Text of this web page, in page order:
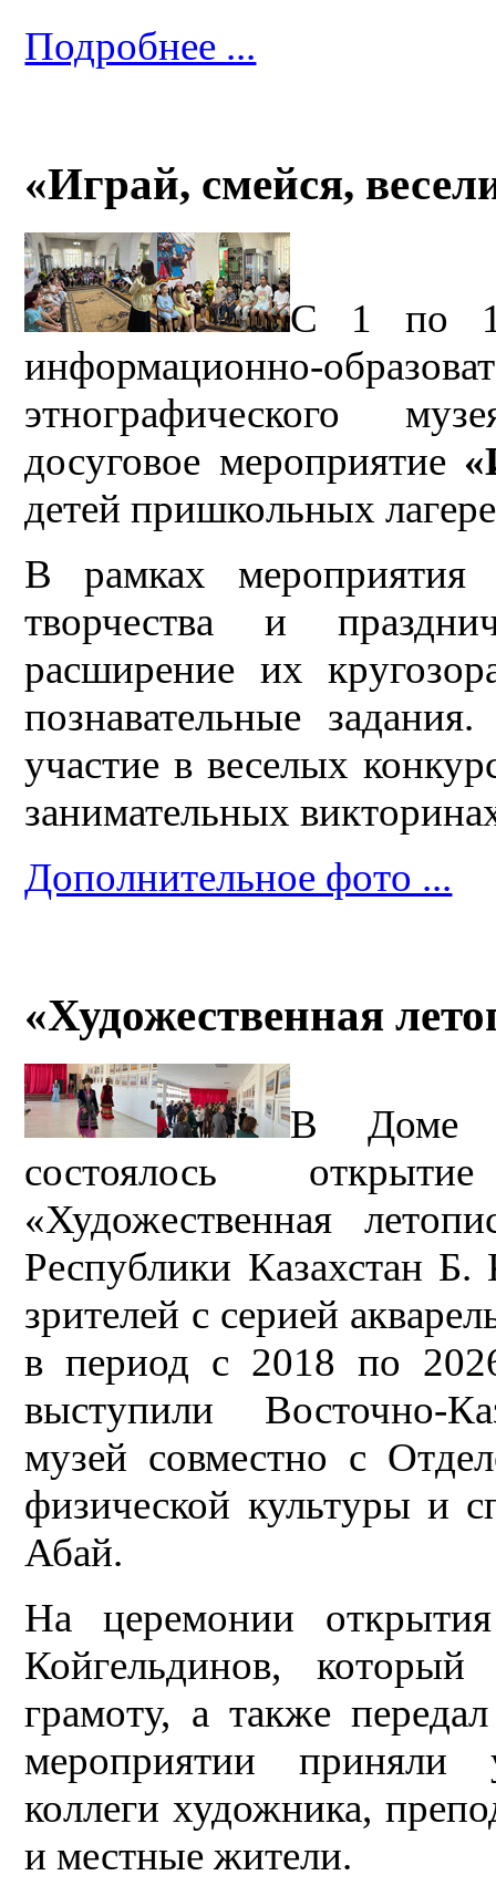
Подробнее ...
«Играй, смейся,
С 1 по
информационно-
этнографического
досуговое мероприятие
детей пришкольных
В рамках мероприятия
творчества и
расширение их
познавательные
участие в веселых
занимательных
Дополнительное фото ...
«Художественная
В Доме
состоялось
«Художественная
Республики Казахстан
зрителей с серией
в период с 2018 по
выступили Восточно-
музей совместно с
физической культуры и
Абай.
На церемонии
Койгельдинов,
грамоту, а также
мероприятии приняли
коллеги художника,
и местные жители.